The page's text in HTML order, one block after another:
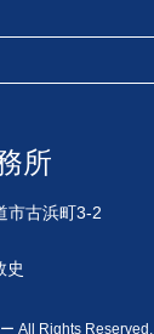
所
古浜町3-2
史
All Rights Reserved.